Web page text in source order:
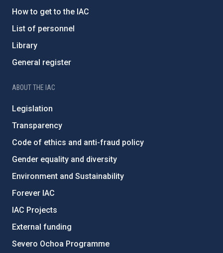
How to get to the IAC
List of personnel
Library
General register
ABOUT THE IAC
Legislation
Transparency
Code of ethics and anti-fraud policy
Gender equality and diversity
Environment and Sustainability
Forever IAC
IAC Projects
External funding
Severo Ochoa Programme